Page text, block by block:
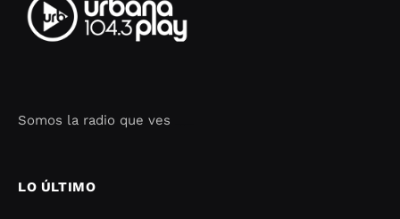
Somos la radio que ves
LO ÚLTIMO